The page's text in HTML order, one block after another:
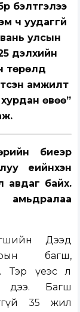
бэлтгэлээ
ч уудаггүй
улсын
дэлхийн
төрөлд
амжилт
хурдан өвөө”
биеэр
үеийнхэн
авдаг байх.
амьдралаа
Дээд
багш,
Тэр үеэс л
дээ. Багш
35 жил